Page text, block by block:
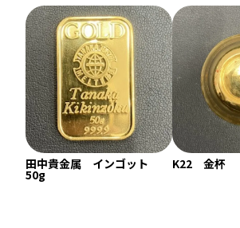
田中貴金属 インゴット
50g
K22 金杯